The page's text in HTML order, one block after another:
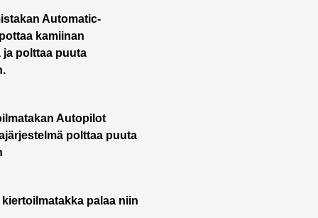
Automatic-
kamiinan
polttaa puuta
Autopilot
polttaa puuta
kiertoilmatakka palaa niin